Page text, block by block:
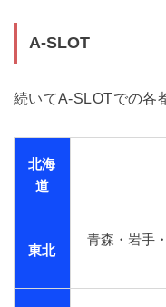
A-SLOT
続いてA-SLOTでの各
北海
道
東北
青森・岩手